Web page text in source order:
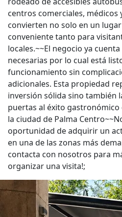
centros comerciales, médicos
convierten no solo en un
conveniente tanto para
locales.~~El negocio ya
necesarias por lo cual está
funcionamiento sin
adicionales. Esta propiedad
inversión sólida sino también
puertas al éxito
la ciudad de Palma
oportunidad de adquirir un
en una de las zonas más
contacta con nosotros para
organizar una visita!;